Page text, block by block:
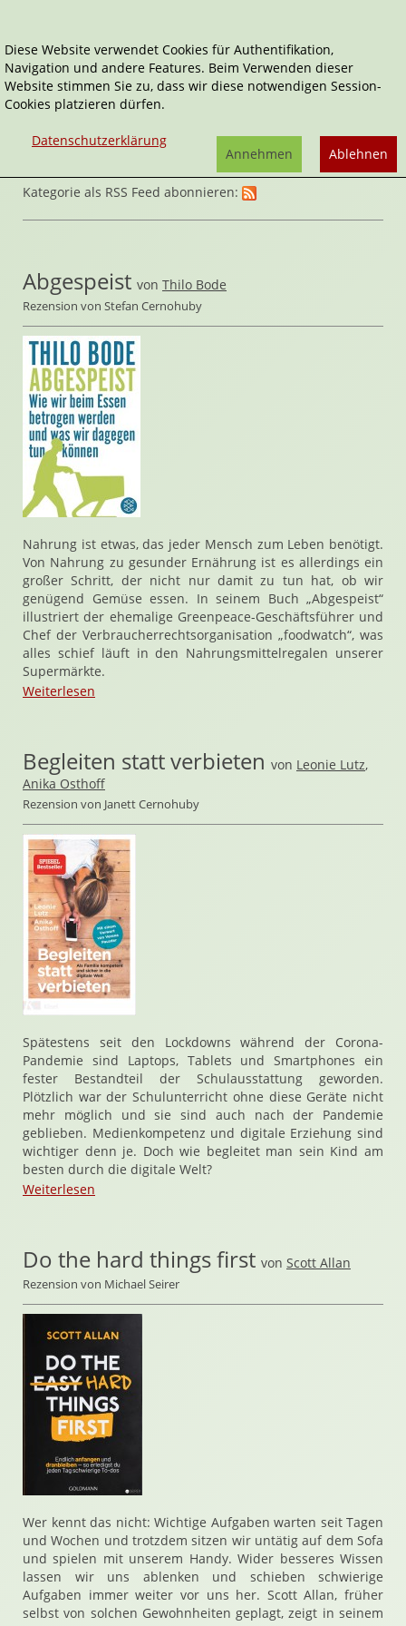
Home Sachbücher Lifestyle
Kategorie als RSS Feed abonnieren:
Abgespeist von Thilo Bode
Rezension von Stefan Cernohuby
Nahrung ist etwas, das jeder Mensch zum Leben benötigt.
Von Nahrung zu gesunder Ernährung ist es allerdings ein
großer Schritt, der nicht nur damit zu tun hat, ob wir
genügend Gemüse essen. In seinem Buch „Abgespeist“
illustriert der ehemalige Greenpeace-Geschäftsführer und
Chef der Verbraucherrechtsorganisation „foodwatch“, was
alles schief läuft in den Nahrungsmittelregalen unserer
Supermärkte.
Weiterlesen
Begleiten statt verbieten von Leonie Lutz,
Anika Osthoff
Rezension von Janett Cernohuby
Spätestens seit den Lockdowns während der Corona-
Pandemie sind Laptops, Tablets und Smartphones ein
fester Bestandteil der Schulausstattung geworden.
Plötzlich war der Schulunterricht ohne diese Geräte nicht
mehr möglich und sie sind auch nach der Pandemie
geblieben. Medienkompetenz und digitale Erziehung sind
wichtiger denn je. Doch wie begleitet man sein Kind am
besten durch die digitale Welt?
Weiterlesen
Do the hard things first von Scott Allan
Rezension von Michael Seirer
Wer kennt das nicht: Wichtige Aufgaben warten seit Tagen
und Wochen und trotzdem sitzen wir untätig auf dem Sofa
und spielen mit unserem Handy. Wider besseres Wissen
lassen wir uns ablenken und schieben schwierige
Aufgaben immer weiter vor uns her. Scott Allan, früher
selbst von solchen Gewohnheiten geplagt, zeigt in seinem
Diese Website verwendet Cookies für Authentifikation,
Navigation und andere Features. Beim Verwenden dieser
Website stimmen Sie zu, dass wir diese notwendigen Session-
Cookies platzieren dürfen.
Datenschutzerklärung
Ablehnen
Annehmen